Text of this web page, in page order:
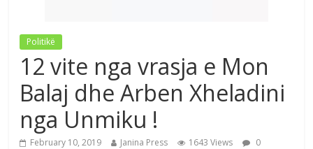
Politikë
12 vite nga vrasja e Mon
Balaj dhe Arben Xheladini
nga Unmiku !
February 10, 2019 Janina Press 1643 Views
0